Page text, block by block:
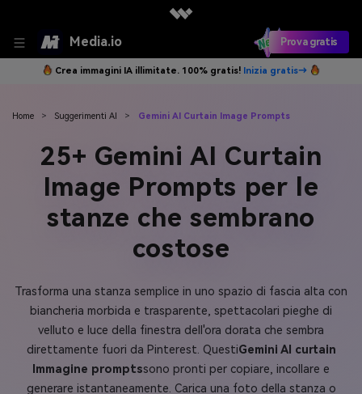
Media.io Prova gratis
Crea immagini IA illimitate. 100% gratis! Inizia gratis→
Home > Suggerimenti AI > Gemini AI Curtain Image Prompts
25+ Gemini AI Curtain
Image Prompts per le
stanze che sembrano
costose
Trasforma una stanza semplice in uno spazio di fascia alta con
biancheria morbida e trasparente, spettacolari pieghe di
velluto e luce della finestra dell'ora dorata che sembra
direttamente fuori da Pinterest. QuestiGemini AI curtain
Immagine promptssono pronti per copiare, incollare e
generare istantaneamente. Carica una foto della stanza o